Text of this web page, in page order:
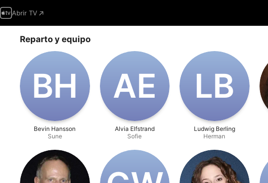
Abrir TV
Reparto y equipo
B‌H
Bevin Hansson
Sune
A‌E
Alvia Elfstrand
Sofie
L‌B
Ludwig Berling
Herman